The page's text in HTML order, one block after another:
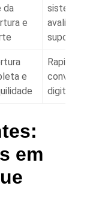
da
e
suporte
e
Rapidez
digital
em